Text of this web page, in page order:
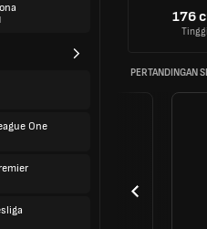
One
176
Tinggi
PERTANDINGAN